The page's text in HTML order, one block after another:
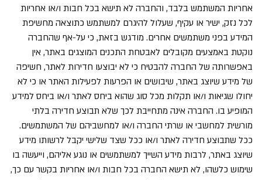
אחריות המשתמש בלבד, והחברה לא תישא בכל חבות ו/או אחריות
לכל נזק, ישיר או עקיף, שעלול להיגרם למשתמש כתוצאה מחשיפת
המידע בפני משתמשים אחרים. מודגש בזאת, כי על-אף שהחברה
נוקטת באמצעים מקובלים לאבטחת התכנים המוצגים באתר, אין
באפשרותה של החברה להבטיח כי לא יבוצעו חדירות לאתר, חשיפה
של מידע שיוצג באתר, שיבושים או הפרעות לפעילות האתר או כי לא
יחולו שגיאות ו/או תקלות מכל סוג שהוא ביחס לאתר ו/או ביחס למידע
המופיע בו. החברה אינה מתחייבת לכך שלא תבוצע חדירה בלתי
מורשית למחשבי או שרתי החברה ו/או למחשביהם של המשתמשים.
ככל שתבוצע חדירה לאתר ו/או ככל שצד שלישי יקבל לרשותו מידע
שיוצג באתר, לרבות מידע השייך למשתמשים או נוגע אליהם, וייעשה בו
שימוש כלשהו, לא תישא החברה בכל חבות ו/או אחריות בקשר עם כך,